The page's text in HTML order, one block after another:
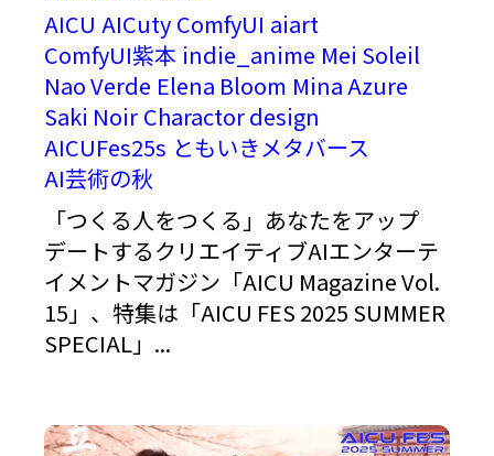
AICU AICuty ComfyUI aiart
ComfyUI紫本 indie_anime Mei Soleil
Nao Verde Elena Bloom Mina Azure
Saki Noir Charactor design
AICUFes25s ともいきメタバース
AI芸術の秋
「つくる人をつくる」あなたをアップ
デートするクリエイティブAIエンターテ
イメントマガジン「AICU Magazine Vol.
15」、特集は「AICU FES 2025 SUMMER
SPECIAL」...